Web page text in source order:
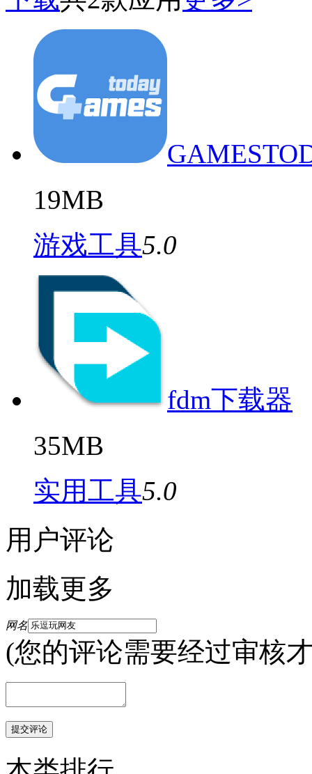
19MB
游戏工具5.0
fdm下载器
35MB
实用工具5.0
用户评论
加载更多
网名
(您的评论需要经过审核